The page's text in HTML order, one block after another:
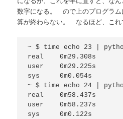
数字になる。 ので上のプログラム
算が終わらない。 なるほど、これ
~ $ time echo 23 |
real	0m29.308s
user	0m29.225s
sys	0m0.054s
~ $ time echo 24 |
real	0m58.437s
user	0m58.237s
sys	0m0.122s